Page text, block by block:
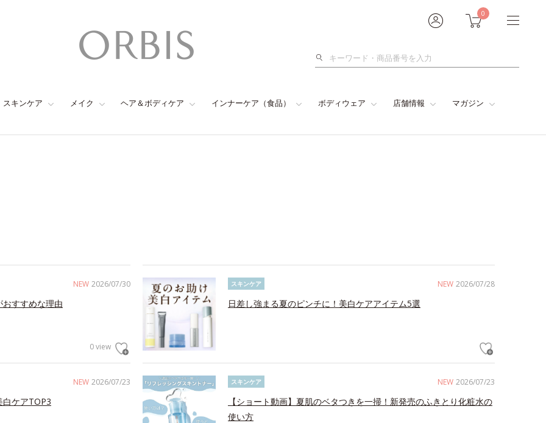
0
検
スキンケア メイク ヘア＆ボディケア インナーケア（食品） ボディウェア 店舗情報 マガジン
NEW 2026/07/30
すすめな理由
0 view
NEW 2026/07/28
スキンケア
日差し強まる夏のピンチに！美白ケアアイテム5選
NEW 2026/07/23
ケアTOP3
NEW 2026/07/23
スキンケア
【ショート動画】夏肌のベタつきを一掃！新発売のふきとり化粧水の
使い方